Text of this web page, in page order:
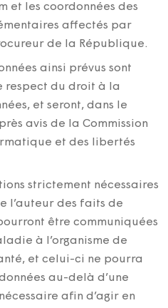
et les coordonnées des
affectés par
de la République.
ainsi prévus sont
respect du droit à la
et seront, dans le
avis de la Commission
et des libertés
strictement nécessaires
l’auteur des faits de
être communiquées
à l’organisme de
et celui-ci ne pourra
au-delà d’une
afin d’agir en